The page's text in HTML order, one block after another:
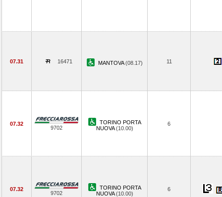
07.31 16471 MANTOVA(08.17) 11
07.32
9702
TORINO PORTA
NUOVA(10.00)
6
07.32
9702
TORINO PORTA
NUOVA(10.00)
6